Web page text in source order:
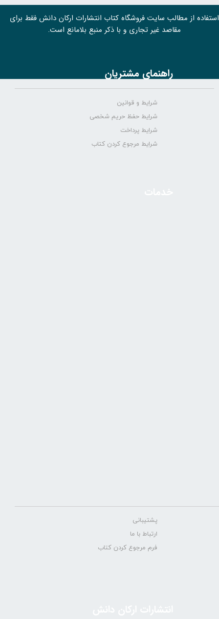
استفاده از مطالب سايت فروشگاه کتاب انتشارات ارکان دانش فقط برای
مقاصد غیر تجاری و با ذکر منبع بلامانع است.
راهنمای مشتریان
شرایط و قوانین
شرایط حفظ حریم شخصی
شرایط پرداخت
شرایط مرجوع کردن کتاب
پشتیبانی
ارتباط با ما
فرم مرجوع کردن کتاب